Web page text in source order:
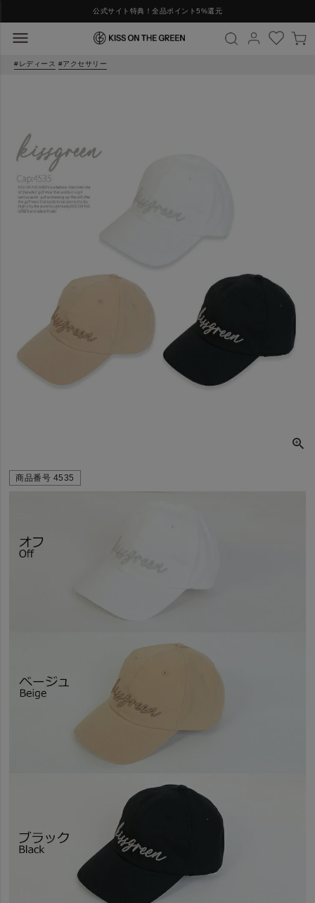
公式サイト特典！全品ポイント5%還元
レディース アクセサリー
商品番号 4535